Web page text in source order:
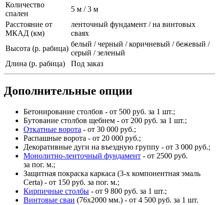
Количество
спален
5 м / 3 м
Расстояние от
МКАД (км)
ленточный фундамент / на винтовых
сваях
Высота (р. рабица)
белый / черный / коричневый / бежевый /
серый / зеленый
Длина (р. рабица)
Под заказ
Дополнительные опции
Бетонирование столбов - от 500 руб. за 1 шт.;
Бутование столбов щебнем - от 200 руб. за 1 шт.;
Откатные ворота - от 30 000 руб.;
Распашные ворота - от 20 000 руб.;
Декоративные дуги на въездную группу - от 3 000 руб.;
Монолитно-ленточный фундамент - от 2500 руб.
за пог. м.;
Защитная покраска каркаса (3-х компонентная эмаль
Certa) - от 150 руб. за пог. м.;
Кирпичные столбы - от 9 800 руб. за 1 шт.;
Винтовые сваи (76x2000 мм.) - от 4 500 руб. за 1 шт.